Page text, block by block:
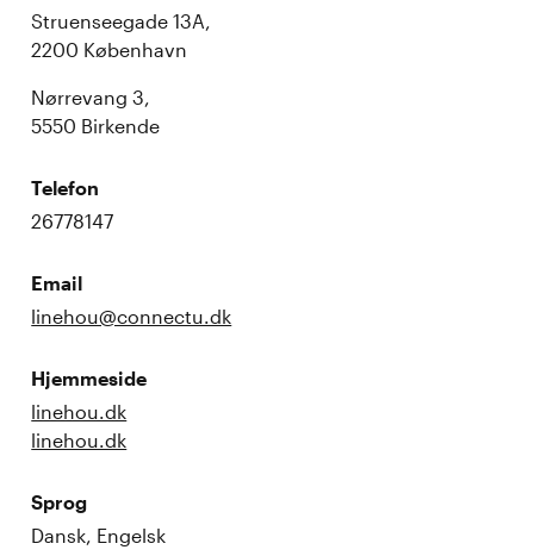
Struenseegade 13A,
2200 København
Nørrevang 3,
5550 Birkende
Telefon
26778147
Email
linehou@connectu.dk
Hjemmeside
linehou.dk
linehou.dk
Sprog
Dansk, Engelsk